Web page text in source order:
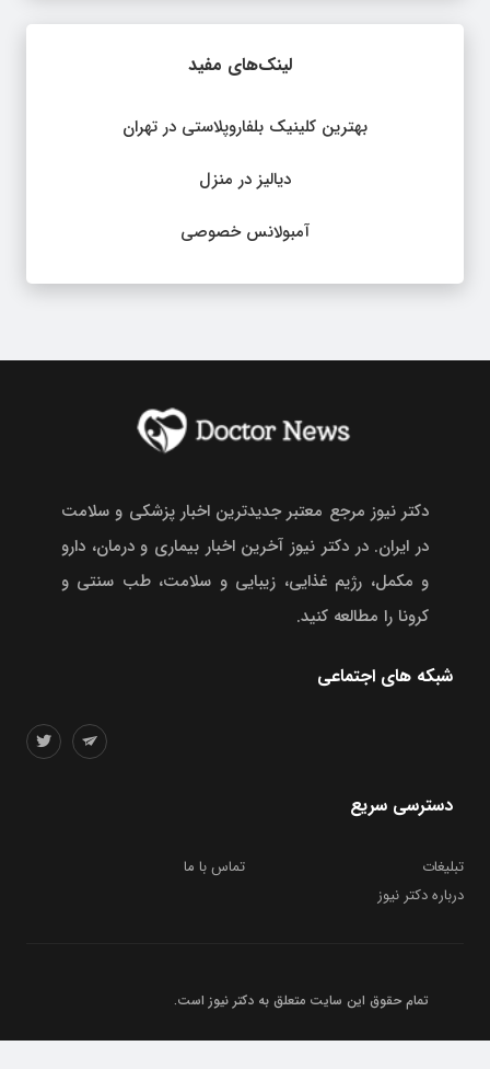
لینک‌های مفید
بهترین کلینیک بلفاروپلاستی در تهران
دیالیز در منزل
آمبولانس خصوصی
دکتر نیوز مرجع معتبر جدیدترین اخبار پزشکی و سلامت
در ایران. در دکتر نیوز آخرین اخبار بیماری و درمان، دارو
و مکمل، رژیم غذایی، زیبایی و سلامت، طب سنتی و
کرونا را مطالعه کنید.
شبکه های اجتماعی
دسترسی سریع
تبلیغات
تماس با ما
درباره دکتر نیوز
تمام حقوق این سایت متعلق به دکتر نیوز است.